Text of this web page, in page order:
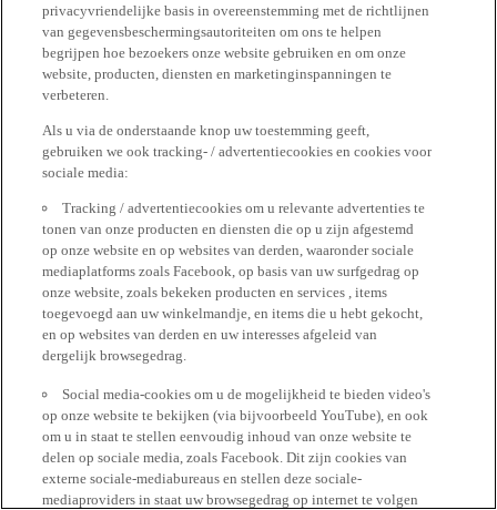
privacyvriendelijke basis in overeenstemming met de richtlijnen
van gegevensbeschermingsautoriteiten om ons te helpen
begrijpen hoe bezoekers onze website gebruiken en om onze
website, producten, diensten en marketinginspanningen te
verbeteren.
Als u via de onderstaande knop uw toestemming geeft,
gebruiken we ook tracking- / advertentiecookies en cookies voor
sociale media:
Tracking / advertentiecookies om u relevante advertenties te
tonen van onze producten en diensten die op u zijn afgestemd
op onze website en op websites van derden, waaronder sociale
mediaplatforms zoals Facebook, op basis van uw surfgedrag op
onze website, zoals bekeken producten en services , items
toegevoegd aan uw winkelmandje, en items die u hebt gekocht,
en op websites van derden en uw interesses afgeleid van
dergelijk browsegedrag.
Social media-cookies om u de mogelijkheid te bieden video's
op onze website te bekijken (via bijvoorbeeld YouTube), en ook
om u in staat te stellen eenvoudig inhoud van onze website te
delen op sociale media, zoals Facebook. Dit zijn cookies van
externe sociale-mediabureaus en stellen deze sociale-
mediaproviders in staat uw browsegedrag op internet te volgen